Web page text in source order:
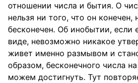
отношении числа и бытия. О
нельзя ни того, что он конечен,
бесконечен. Об инобытии, если
виде, невозможно никакое
живет именно размывом и
образом, бесконечного числа
можем достигнуть. Тут